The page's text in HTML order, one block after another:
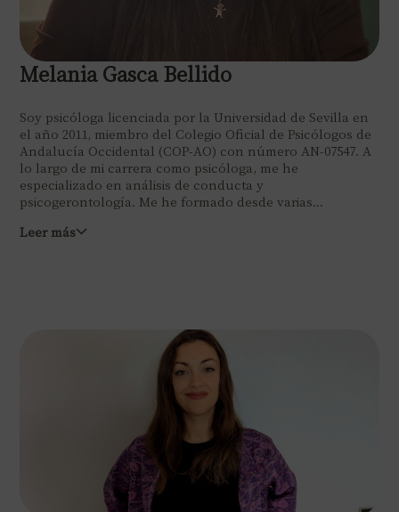
Melania Gasca Bellido
Soy psicóloga licenciada por la Universidad de Sevilla en
el año 2011, miembro del Colegio Oficial de Psicólogos de
Andalucía Occidental (COP-AO) con número AN-07547. A
lo largo de mi carrera como psicóloga, me he
especializado en análisis de conducta y
psicogerontología. Me he formado desde varias...
Leer más